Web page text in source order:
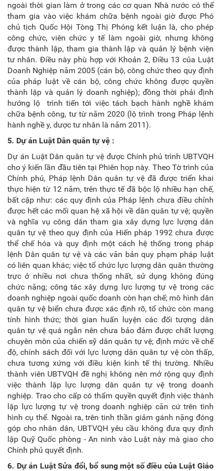
ngoài thời gian làm ở trong các cơ quan Nhà nước có thể
tham gia vào việc khám chữa bệnh ngoài giờ được Phó
chủ tịch Quốc Hội Tòng Thị Phóng kết luận là, cho phép
công chức, viên chức y tế làm ngoài giờ, nhưng không
được thành lập, tham gia thành lập và quản lý bệnh viện
tư nhân. Điều này phù hợp với Khoản 2, Điều 13 của Luật
Doanh Nghiệp năm 2005 (cán bộ, công chức theo quy định
của pháp luật về cán bộ, công chức không được quyền
thành lập và quản lý doanh nghiệp); đồng thời phải định
hướng lộ trình tiến tới việc tách bạch hành nghề khám
chữa bệnh công, tư từ năm 2020 (lộ trình trong Pháp lệnh
hành nghề y, dược tư nhân là năm 2011).
5. Dự án Luật Dân quân tự vệ :
Dự án Luật Dân quân tự vệ được Chính phủ trình UBTVQH
cho ý kiến lần đầu tiên tại Phiên họp này. Theo Tờ trình của
Chính phủ, Pháp lệnh Dân quân tự vệ đã được triển khai
thực hiện từ 12 năm, trên thực tế đã bộc lộ nhiều hạn chế,
bất cập như: các quy định của Pháp lệnh chưa điều chỉnh
được hết các mối quan hệ xã hội về dân quân tự vệ; quyền
và nghĩa vụ công dân tham gia xây dựng lực lượng dân
quân tự vệ theo quy định của Hiến pháp 1992 chưa được
thể chế hóa và quy định một cách hệ thống trong pháp
lệnh Dân quân tự vệ và các văn bản quy phạm pháp luật
có liên quan khác; việc tổ chức lực lượng dân quân thường
trực ở nhiều nơi chưa thống nhất, sử dụng không đúng
chức năng; công tác xây dựng lực lượng tự vệ trong các
doanh nghiệp ngoài quốc doanh còn hạn chế; mô hình dân
quân tự vệ biển chưa được xác định rõ, tổ chức còn mang
tính hình thức; thời gian huấn luyện các đối tượng dân
quân tự vệ quá ngắn nên chưa bảo đảm được chất lượng
chuyên môn của chiến sỹ dân quân tự vệ; định mức về chế
độ, chính sách đối với lực lượng dân quân tự vệ còn thấp,
chưa tương xứng với điều kiện kinh tế thị trường. Nhiều
thành viên UBTVQH đề nghị không nên mở rộng quy định
việc thành lập lực lượng dân quân tự vệ trong doanh
nghiệp. Trao cho cấp có thẩm quyền quyết định việc thành
lập lực lượng tự vệ trong doanh nghiệp căn cứ trên tình
hình cụ thể. Ngoài ra, trên tinh thần giảm gánh nặng đóng
góp cho nhân dân, UBTVQH yêu cầu không đưa quy định
lập Quỹ Quốc phòng - An ninh vào Luật này mà giao cho
Chính phủ quyết định.
6. Dự án Luật Sửa đổi, bổ sung một số điều của Luật Giáo